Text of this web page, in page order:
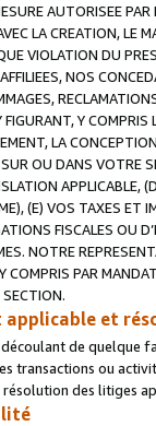
AUTORISEE
LA CREATION, LE
VIOLATION DU
NOS
FIGURANT, Y
LA
OU DANS VOTRE
APPLICABLE,
(E) VOS TAXES ET
FISCALES OU
NOTRE
COMPRIS PAR
applicable et
de quelque
transactions ou
des litiges